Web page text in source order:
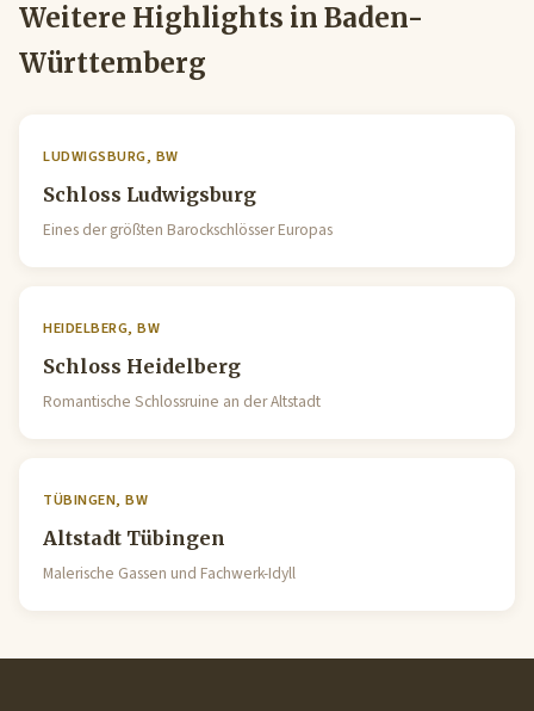
Weitere Highlights in Baden-
Württemberg
LUDWIGSBURG, BW
Schloss Ludwigsburg
Eines der größten Barockschlösser Europas
HEIDELBERG, BW
Schloss Heidelberg
Romantische Schlossruine an der Altstadt
TÜBINGEN, BW
Altstadt Tübingen
Malerische Gassen und Fachwerk-Idyll